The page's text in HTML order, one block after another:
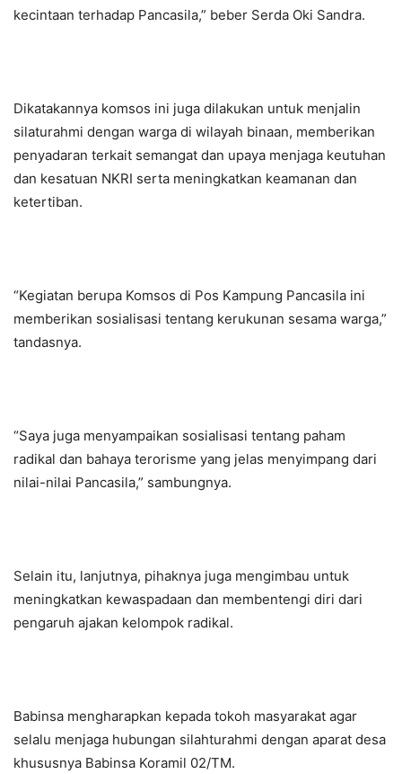
kecintaan terhadap Pancasila,” beber Serda Oki Sandra.
Dikatakannya komsos ini juga dilakukan untuk menjalin
silaturahmi dengan warga di wilayah binaan, memberikan
penyadaran terkait semangat dan upaya menjaga keutuhan
dan kesatuan NKRI serta meningkatkan keamanan dan
ketertiban.
“Kegiatan berupa Komsos di Pos Kampung Pancasila ini
memberikan sosialisasi tentang kerukunan sesama warga,”
tandasnya.
“Saya juga menyampaikan sosialisasi tentang paham
radikal dan bahaya terorisme yang jelas menyimpang dari
nilai-nilai Pancasila,” sambungnya.
Selain itu, lanjutnya, pihaknya juga mengimbau untuk
meningkatkan kewaspadaan dan membentengi diri dari
pengaruh ajakan kelompok radikal.
Babinsa mengharapkan kepada tokoh masyarakat agar
selalu menjaga hubungan silahturahmi dengan aparat desa
khususnya Babinsa Koramil 02/TM.